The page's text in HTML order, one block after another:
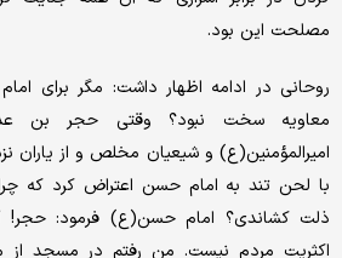
مصلحت این بود.
روحانی در ادامه اظهار داشت: مگر برای
معاویه سخت نبود؟ وقتی حجر بن
امیرالمؤمنین(ع) و شیعیان مخلص و از
با لحن تند به امام حسن اعتراض کرد که
ذلت کشاندی؟ امام حسن‌(ع) فرمود: حجر!
اکثریت مردم نیست. من رفتم در مسجد از